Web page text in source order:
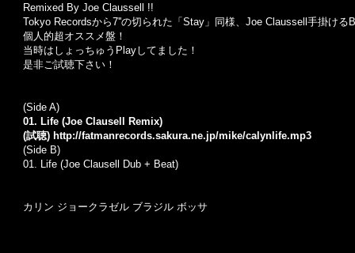
Remixed By Joe Claussell !!
Tokyo Recordsから7''の切られた「Stay」同様、Joe Claussell手掛け
個人的超オススメ盤！
当時はしょっちゅうPlayしてました！
是非ご試聴下さい！
(Side A)
01. Life (Joe Clausell Remix)
(試聴) http://fatmanrecords.sakura.ne.jp/mike/calynlife.mp3
(Side B)
01. Life (Joe Clausell Dub + Beat)
カリン ジョークラゼル ブラジル ボッサ